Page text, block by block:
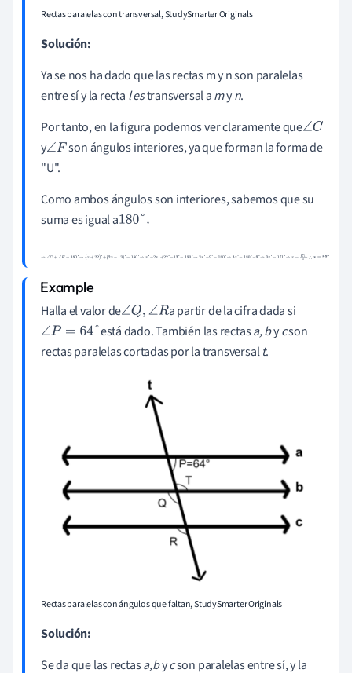
Rectas paralelas con transversal, StudySmarter Originals
Solución:
Ya se nos ha dado que las rectas m y n son paralelas
entre sí y la recta l estransversal amyn.
Por tanto, en la figura podemos ver claramente que∠C
y∠Fson ángulos interiores, ya que forman la forma de
"U".
Como ambos ángulos son interiores, sabemos que su
suma es igual a180°
⇒∠C+∠F=180°⇒(x+22)°+(2x-13)°=180°⇒x°+2x°
+9°=180°⇒3
Halla el valor de∠Q,∠R a partir de la cifra dada si
∠P= 64 ° está dado. También las rectasa, bycson
rectas paralelas cortadas por la transversalt.
Rectas paralelas con ángulos que faltan, StudySmarter Originals
Solución:
Se da que las rectasa,bycson paralelas entre sí, y la